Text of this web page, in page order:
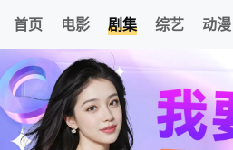
首页 电影 剧集 综艺 动漫
我的观影记录
高朋满座
清空